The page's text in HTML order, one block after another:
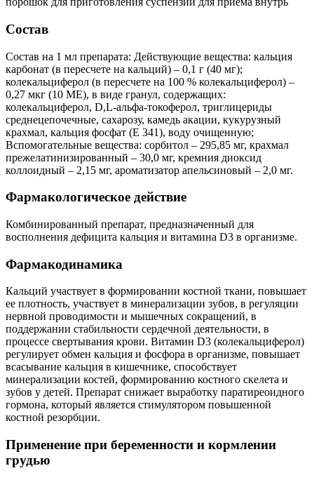
Состав
Состав на 1 мл препарата: Действующие вещества: кальция
карбонат (в пересчете на кальций) – 0,1 г (40 мг);
колекальциферол (в пересчете на 100 % колекальциферол) –
0,27 мкг (10 ME), в виде гранул, содержащих:
колекальциферол, D,L-альфа-токоферол, триглицериды
среднецепочечные, сахарозу, камедь акации, кукурузный
крахмал, кальция фосфат (Е 341), воду очищенную;
Вспомогательные вещества: сорбитол – 295,85 мг, крахмал
прежелатинизированный – 30,0 мг, кремния диоксид
коллоидный – 2,15 мг, ароматизатор апельсиновый – 2,0 мг.
Фармакологическое действие
Комбинированный препарат, предназначенный для
восполнения дефицита кальция и витамина D3 в организме.
Фармакодинамика
Кальций участвует в формировании костной ткани, повышает
ее плотность, участвует в минерализации зубов, в регуляции
нервной проводимости и мышечных сокращений, в
поддержании стабильности сердечной деятельности, в
процессе свертывания крови. Витамин D3 (колекальциферол)
регулирует обмен кальция и фосфора в организме, повышает
всасывание кальция в кишечнике, способствует
минерализации костей, формированию костного скелета и
зубов у детей. Препарат снижает выработку паратиреоидного
гормона, который является стимулятором повышенной
костной резорбции.
Применение при беременности и кормлении
грудью